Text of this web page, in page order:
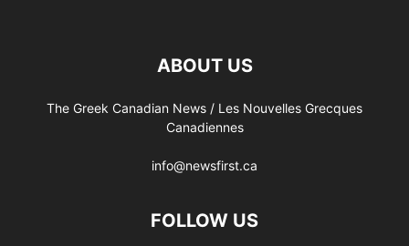
ABOUT US
The Greek Canadian News / Les Nouvelles Grecques
Canadiennes
info@newsfirst.ca
FOLLOW US